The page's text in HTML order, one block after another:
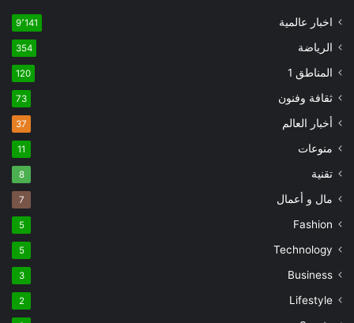
اخبار عالمية 9٬141
الرياضة 354
المناطق 1 120
ثقافة وفنون 73
أخبار العالم 37
منوعات 11
تقنية 8
مال و أعمال 7
Fashion
5
Technology
5
Business
3
Lifestyle
2